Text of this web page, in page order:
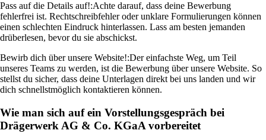
Pass auf die Details auf!:Achte darauf, dass deine Bewerbung
fehlerfrei ist. Rechtschreibfehler oder unklare Formulierungen können
einen schlechten Eindruck hinterlassen. Lass am besten jemanden
drüberlesen, bevor du sie abschickst.
Bewirb dich über unsere Website!:Der einfachste Weg, um Teil
unseres Teams zu werden, ist die Bewerbung über unsere Website. So
stellst du sicher, dass deine Unterlagen direkt bei uns landen und wir
dich schnellstmöglich kontaktieren können.
Wie man sich auf ein Vorstellungsgespräch bei
Drägerwerk AG & Co. KGaA vorbereitet